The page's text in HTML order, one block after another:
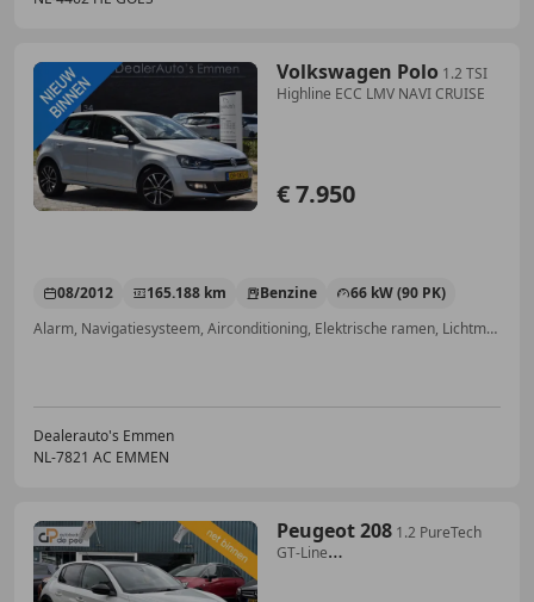
Volkswagen Polo 1.2 TSI
Highline ECC LMV NAVI CRUISE
€ 7.950
08/2012 165.188 km Benzine
66 kW (90 PK)
Alarm, Navigatiesysteem, Airconditioning, Elektrische ramen, Lichtmetalen velgen, Getinte ramen, Automatische klimaatregeling, Sportstoelen
Dealerauto's Emmen
NL-7821 AC EMMEN
Peugeot 208 1.2 PureTech
GT-Line